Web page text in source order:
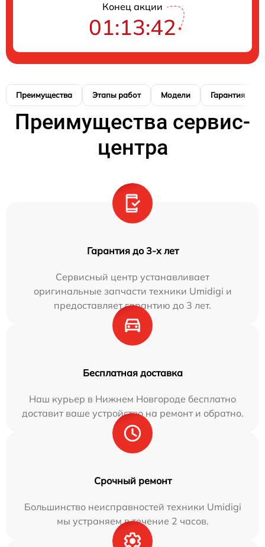
Конец акции
01:13:41
Преимущества Этапы работ Модели Гарантия
Преимущества сервис-
центра
Гарантия до 3-х лет
Сервисный центр устанавливает
оригинальные запчасти техники Umidigi и
предоставляет гарантию до 3 лет.
Бесплатная доставка
Наш курьер в Нижнем Новгороде бесплатно
доставит ваше устройство на ремонт и обратно.
Срочный ремонт
Большинство неисправностей техники Umidigi
мы устраняем в течение 2 часов.